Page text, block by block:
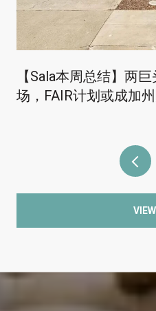
【Sala本周总结】两
场，FAIR计划或成加